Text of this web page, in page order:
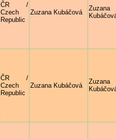
ČR /
Czech
Republic
Zuzana Kubáčová
Zuzana
ČR /
Czech
Republic
Zuzana Kubáčová
Zuzana